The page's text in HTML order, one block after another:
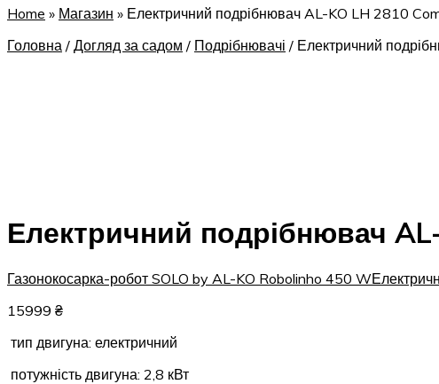
Home » Магазин » Електричний подрібнювач AL-KO LH 2810
Головна / Догляд за садом / Подрібнювачі / Електричний
Електричний подрібнювач
Газонокосарка-робот SOLO by AL-KO Robolinho 450 W
15999 ₴
тип двигуна: електричний
потужність двигуна: 2,8 кВт